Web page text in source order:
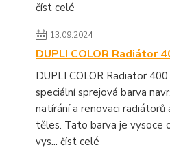
číst celé
13.09.2024
DUPLI COLOR Radiátor
DUPLI COLOR Radiator
speciální sprejová barva
natírání a renovaci radiátorů
těles. Tato barva je vysoce
vys... číst celé